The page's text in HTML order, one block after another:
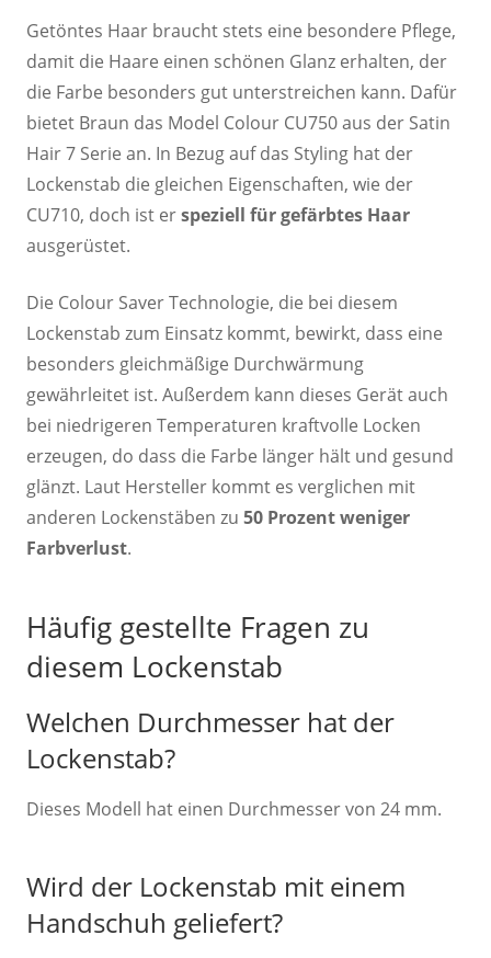
Getöntes Haar braucht stets eine besondere Pflege,
damit die Haare einen schönen Glanz erhalten, der
die Farbe besonders gut unterstreichen kann. Dafür
bietet Braun das Model Colour CU750 aus der Satin
Hair 7 Serie an. In Bezug auf das Styling hat der
Lockenstab die gleichen Eigenschaften, wie der
CU710, doch ist erspeziell für gefärbtes Haar
ausgerüstet.
Die Colour Saver Technologie, die bei diesem
Lockenstab zum Einsatz kommt, bewirkt, dass eine
besonders gleichmäßige Durchwärmung
gewährleitet ist. Außerdem kann dieses Gerät auch
bei niedrigeren Temperaturen kraftvolle Locken
erzeugen, do dass die Farbe länger hält und gesund
glänzt. Laut Hersteller kommt es verglichen mit
anderen Lockenstäben zu 50 Prozent weniger
Farbverlust.
Häufig gestellte Fragen zu
diesem Lockenstab
Welchen Durchmesser hat der
Lockenstab?
Dieses Modell hat einen Durchmesser von 24 mm.
Wird der Lockenstab mit einem
Handschuh geliefert?